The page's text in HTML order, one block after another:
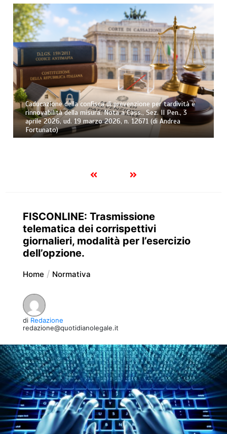
Osservatorio sull’esecuzione forzata civile – Trimestre n.
2/2026 (di Andrea Greco)
FISCONLINE: Trasmissione
telematica dei corrispettivi
giornalieri, modalità per l’esercizio
dell’opzione.
Home Normativa
di Redazione
redazione@quotidianolegale.it